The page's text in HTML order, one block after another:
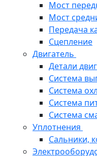
Мост
Мост
Передача
Сцепление
Двигатель
Детали
Система
Система
Система
Система
Уплотнения
Сальники,